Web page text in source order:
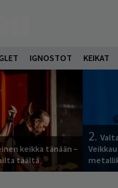
IGNOSTOT KEIKAT
keikka tänään –
täältä
2.